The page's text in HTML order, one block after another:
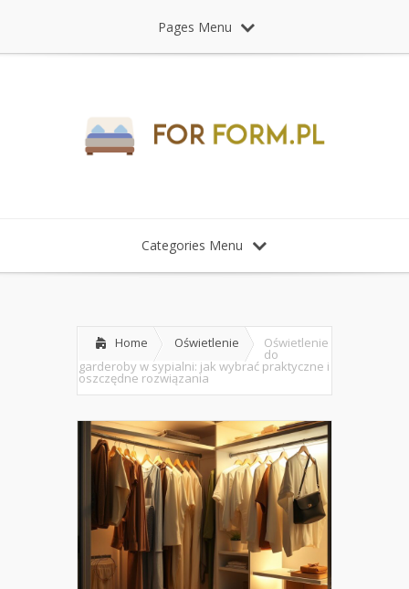
Pages Menu
Categories Menu
Home Oświetlenie Oświetlenie
do
garderoby w sypialni: jak wybrać praktyczne i
oszczędne rozwiązania